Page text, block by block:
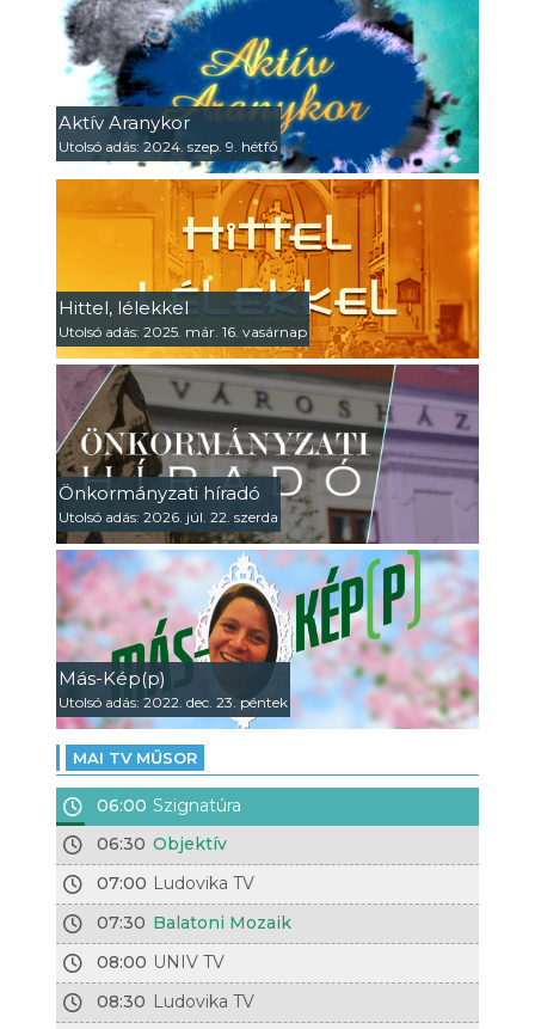
Aktív Aranykor
Utolsó adás: 2024. szep. 9. hétfő
Hittel, lélekkel
Utolsó adás: 2025. már. 16. vasárnap
Önkormányzati híradó
Utolsó adás: 2026. júl. 22. szerda
Más-Kép(p)
Utolsó adás: 2022. dec. 23. péntek
MAI TV MŰSOR
06:00 Szignatúra
06:30 Objektív
07:00 Ludovika TV
07:30 Balatoni Mozaik
08:00 UNIV TV
08:30 Ludovika TV